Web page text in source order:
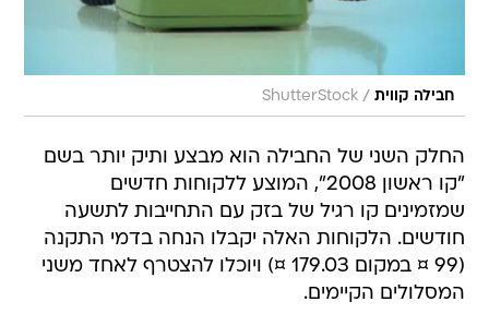
חבילה קווית /
ShutterStock
החלק השני של החבילה הוא מבצע ותיק יותר בשם
"קו ראשון 2008", המוצע ללקוחות חדשים
שמזמינים קו רגיל של בזק עם התחייבות לתשעה
חודשים. הלקוחות האלה יקבלו הנחה בדמי התקנה
(99 ¤ במקום 179.03 ¤) ויוכלו להצטרף לאחד משני
המסלולים הקיימים.